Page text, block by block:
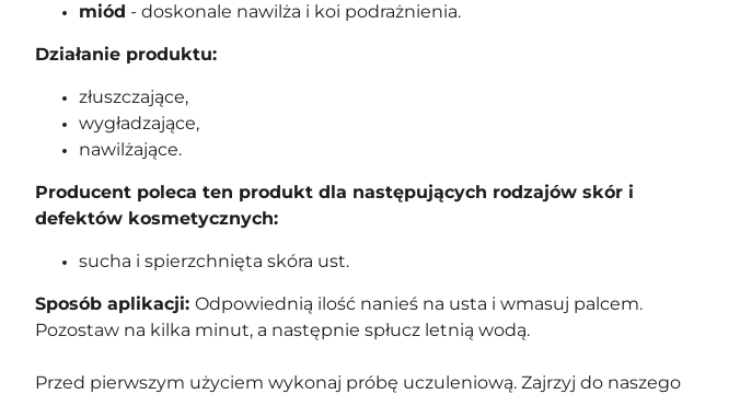
miód - doskonale nawilża i koi podrażnienia.
Działanie produktu:
złuszczające,
wygładzające,
nawilżające.
Producent poleca ten produkt dla następujących rodzajów skór i
defektów kosmetycznych:
sucha i spierzchnięta skóra ust.
Sposób aplikacji: Odpowiednią ilość nanieś na usta i wmasuj palcem.
Pozostaw na kilka minut, a następnie spłucz letnią wodą.
Przed pierwszym użyciem wykonaj próbę uczuleniową. Zajrzyj do naszego